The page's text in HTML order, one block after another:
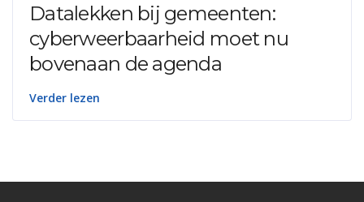
Datalekken bij gemeenten:
cyberweerbaarheid moet nu
bovenaan de agenda
Verder lezen